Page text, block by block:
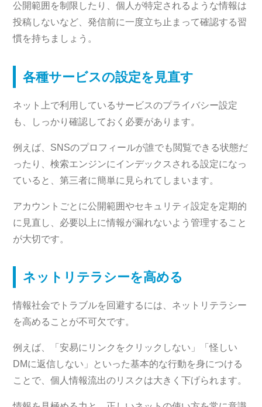
公開範囲を制限したり、個人が特定されるような情報は
投稿しないなど、発信前に一度立ち止まって確認する習
慣を持ちましょう。
各種サービスの設定を見直す
ネット上で利用しているサービスのプライバシー設定
も、しっかり確認しておく必要があります。
例えば、SNSのプロフィールが誰でも閲覧できる状態だ
ったり、検索エンジンにインデックスされる設定になっ
ていると、第三者に簡単に見られてしまいます。
アカウントごとに公開範囲やセキュリティ設定を定期的
に見直し、必要以上に情報が漏れないよう管理すること
が大切です。
ネットリテラシーを高める
情報社会でトラブルを回避するには、ネットリテラシー
を高めることが不可欠です。
例えば、「安易にリンクをクリックしない」「怪しい
DMに返信しない」といった基本的な行動を身につける
ことで、個人情報流出のリスクは大きく下げられます。